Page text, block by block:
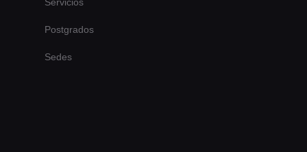
Postgrados
Sedes